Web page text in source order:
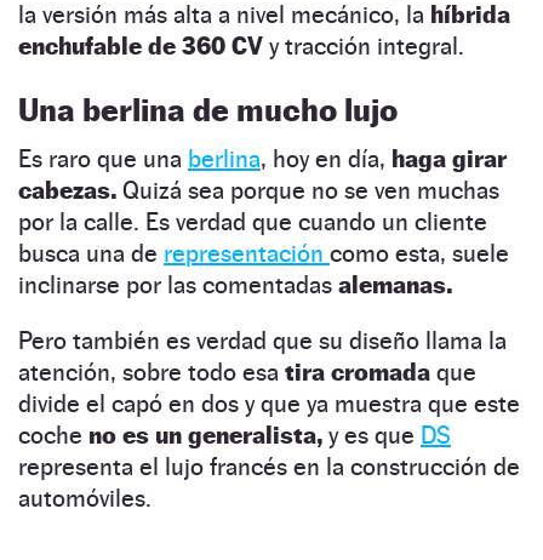
la versión más alta a nivel mecánico, la híbrida
enchufable de 360 CV y tracción integral.
Una berlina de mucho lujo
Es raro que una berlina, hoy en día, haga girar
cabezas. Quizá sea porque no se ven muchas
por la calle. Es verdad que cuando un cliente
busca una de representación como esta, suele
inclinarse por las comentadas alemanas.
Pero también es verdad que su diseño llama la
atención, sobre todo esa tira cromada que
divide el capó en dos y que ya muestra que este
coche no es un generalista, y es que DS
representa el lujo francés en la construcción de
automóviles.